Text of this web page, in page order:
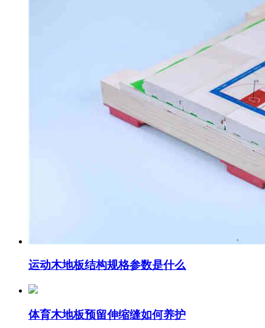
运动木地板结构规格参数是什么
体育木地板预留伸缩缝如何养护